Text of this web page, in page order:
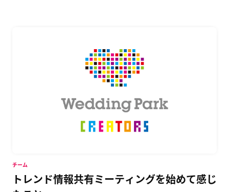
トレンド情報共有ミーティングを始めて感じ
チーム